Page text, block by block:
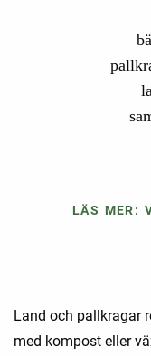
LÄS MER:
Land och pallkragar
med kompost eller